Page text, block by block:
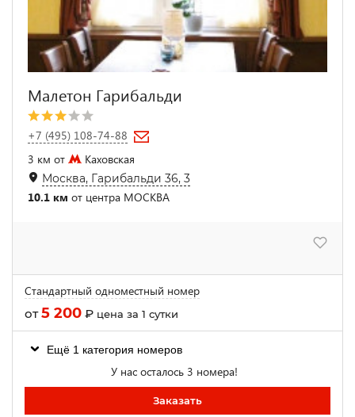
Малетон Гарибальди
+7 (495) 108-74-88
3 км от
Каховская
Москва, Гарибальди 36, 3
10.1 км от центра МОСКВА
Стандартный одноместный номер
от5 200 ₽ цена за 1 сутки
Ещё 1 категория номеров
У нас осталось 3 номера!
Заказать